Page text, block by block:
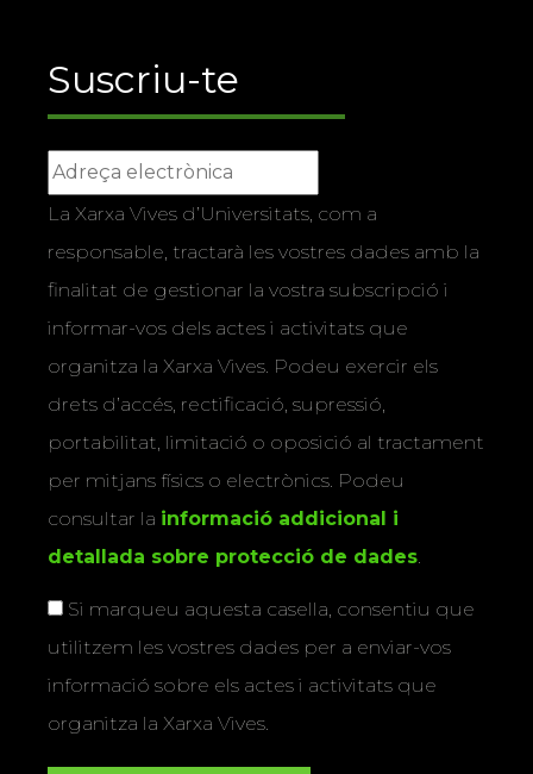
Suscriu-te
La Xarxa Vives d’Universitats, com a
responsable, tractarà les vostres dades amb la
finalitat de gestionar la vostra subscripció i
informar-vos dels actes i activitats que
organitza la Xarxa Vives. Podeu exercir els
drets d’accés, rectificació, supressió,
portabilitat, limitació o oposició al tractament
per mitjans físics o electrònics. Podeu
consultar la informació addicional i
detallada sobre protecció de dades.
Si marqueu aquesta casella, consentiu que
utilitzem les vostres dades per a enviar-vos
informació sobre els actes i activitats que
organitza la Xarxa Vives.